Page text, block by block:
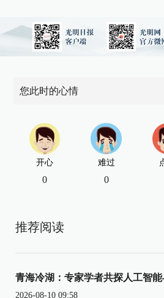
您此时的心情
开心
0
难过
0
推荐阅读
青海冷湖：专家学者共探人工智
2026-08-10 09:58